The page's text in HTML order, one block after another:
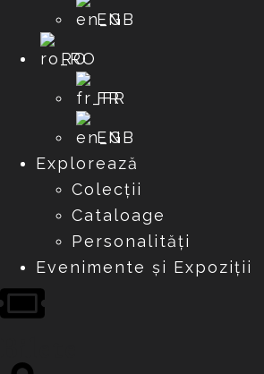
EN
RO
FR
EN
Explorează
Colecții
Cataloage
Personalități
Evenimente și Expoziții